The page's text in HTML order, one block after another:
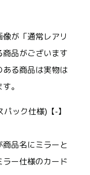
が「通常レアリ
商品がございます
ある商品は実物は
。
ック仕様)【-】
品名にミラーと
ー仕様のカード